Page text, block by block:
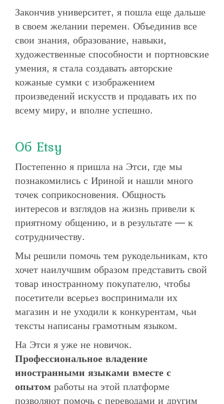
Закончив университет, я пошла еще дальше
в своем желании перемен. Объединив все
свои знания, образование, навыки,
художественные способности и портновские
умения, я стала создавать авторские
кожаные сумки с изображением
произведений искусств и продавать их по
всему миру, и вполне успешно.
Об Etsy
Постепенно я пришла на Этси, где мы
познакомились с Ириной и нашли много
точек соприкосновения. Общность
интересов и взглядов на жизнь привели к
приятному общению, и в результате — к
сотрудничеству.
Мы решили помочь тем рукодельникам, кто
хочет наилучшим образом представить свой
товар иностранному покупателю, чтобы
посетители всерьез воспринимали их
магазин и не уходили к конкурентам, чьи
тексты написаны грамотным языком.
На Этси я уже не новичок.
Профессиональное владение
иностранными языками вместе с
опытом работы на этой платформе
позволяют помочь с переводами и другим